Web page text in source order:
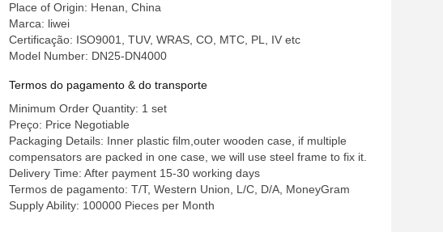
Place of Origin: Henan, China
Marca: liwei
Certificação: ISO9001, TUV, WRAS, CO, MTC, PL, IV etc
Model Number: DN25-DN4000
Termos do pagamento & do transporte
Minimum Order Quantity: 1 set
Preço: Price Negotiable
Packaging Details: Inner plastic film,outer wooden case, if multiple
compensators are packed in one case, we will use steel frame to fix it.
Delivery Time: After payment 15-30 working days
Termos de pagamento: T/T, Western Union, L/C, D/A, MoneyGram
Supply Ability: 100000 Pieces per Month